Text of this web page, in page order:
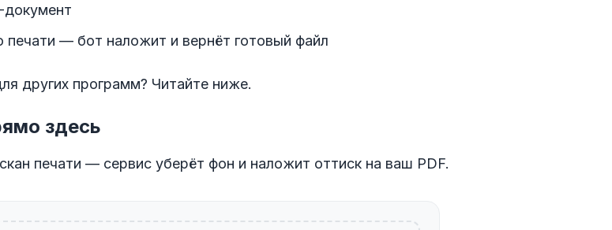
документ
печати — бот наложит и вернёт готовый файл
других программ? Читайте ниже.
здесь
печати — сервис уберёт фон и наложит оттиск на ваш PDF.